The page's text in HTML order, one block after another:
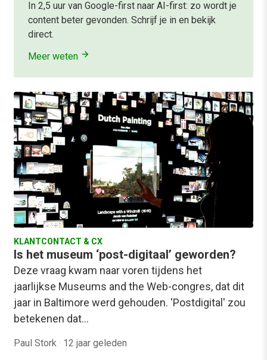
In 2,5 uur van Google-first naar AI-first: zo wordt je
content beter gevonden. Schrijf je in en bekijk
direct.
Meer weten
KLANTCONTACT & CX
Is het museum ‘post-digitaal’ geworden?
Deze vraag kwam naar voren tijdens het
jaarlijkse Museums and the Web-congres, dat dit
jaar in Baltimore werd gehouden. 'Postdigital' zou
betekenen dat…
Paul Stork · 12 jaar geleden